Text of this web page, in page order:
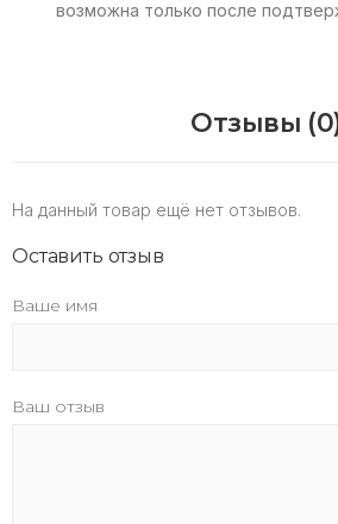
возможна только после
Отзывы
На данный товар ещё нет отзывов.
Оставить отзыв
Ваше имя
Ваш отзыв